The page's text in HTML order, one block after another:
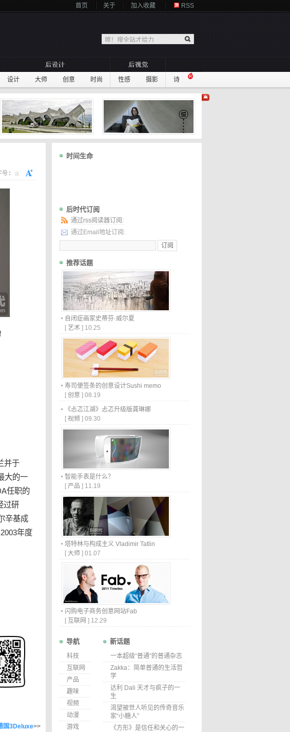
首页 关于 加入收藏 RSS
设计 大师 创意 时尚 性感 摄影 诗
并于
大的一
任职的
过研
辛基成
年度
国3Deluxe>>
时间生命
后时代订阅
通过rss阅读器订阅:
通过Email地址订阅:
推荐话题
自闭症画家史蒂芬·威尔夏
[ 艺术 ] 10.25
寿司便签条的创意设计Sushi memo
[ 创意 ] 08.19
《忐忑江湖》忐忑升级版龚琳娜
[ 视频 ] 09.30
智能手表是什么？
[ 产品 ] 11.19
塔特林与构成主义 Vladimir Tatlin
[ 大师 ] 01.07
闪购电子商务创意网站Fab
[ 互联网 ] 12.29
导航
科技
互联网
产品
趣味
视频
动漫
游戏
新话题
一本超级“普通”的普通杂志
Zakka：简单普通的生活哲
学
达利 Dali 天才与疯子的一
生
渴望被世人听见的传奇音乐
家“小糖人”
《方形》是信任和关心的一